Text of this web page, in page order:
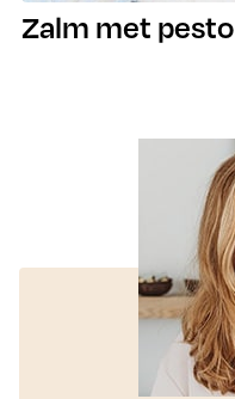
Zalm met pesto